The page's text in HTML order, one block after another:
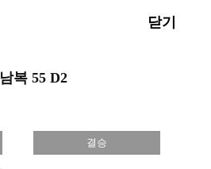
닫기
남복 55 D2
결승